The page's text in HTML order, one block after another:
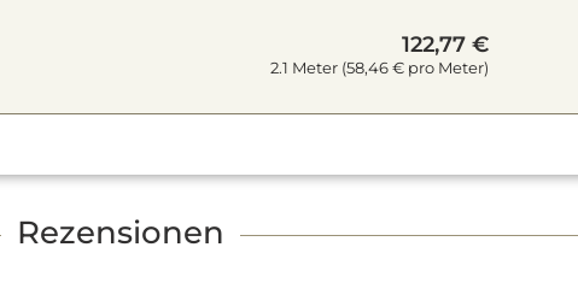
122,77 €
2.1 Meter (58,46 € pro Meter)
Rezensionen